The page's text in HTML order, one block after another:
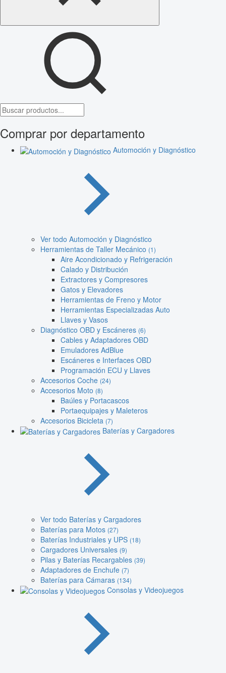
Comprar por departamento
Automoción y Diagnóstico
Ver todo Automoción y Diagnóstico
Herramientas de Taller Mecánico (1)
Aire Acondicionado y Refrigeración
Calado y Distribución
Extractores y Compresores
Gatos y Elevadores
Herramientas de Freno y Motor
Herramientas Especializadas Auto
Llaves y Vasos
Diagnóstico OBD y Escáneres (6)
Cables y Adaptadores OBD
Emuladores AdBlue
Escáneres e Interfaces OBD
Programación ECU y Llaves
Accesorios Coche (24)
Accesorios Moto (8)
Baúles y Portacascos
Portaequipajes y Maleteros
Accesorios Bicicleta (7)
Baterías y Cargadores
Ver todo Baterías y Cargadores
Baterías para Motos (27)
Baterías Industriales y UPS (18)
Cargadores Universales (9)
Pilas y Baterías Recargables (39)
Adaptadores de Enchufe (7)
Baterías para Cámaras (134)
Consolas y Videojuegos